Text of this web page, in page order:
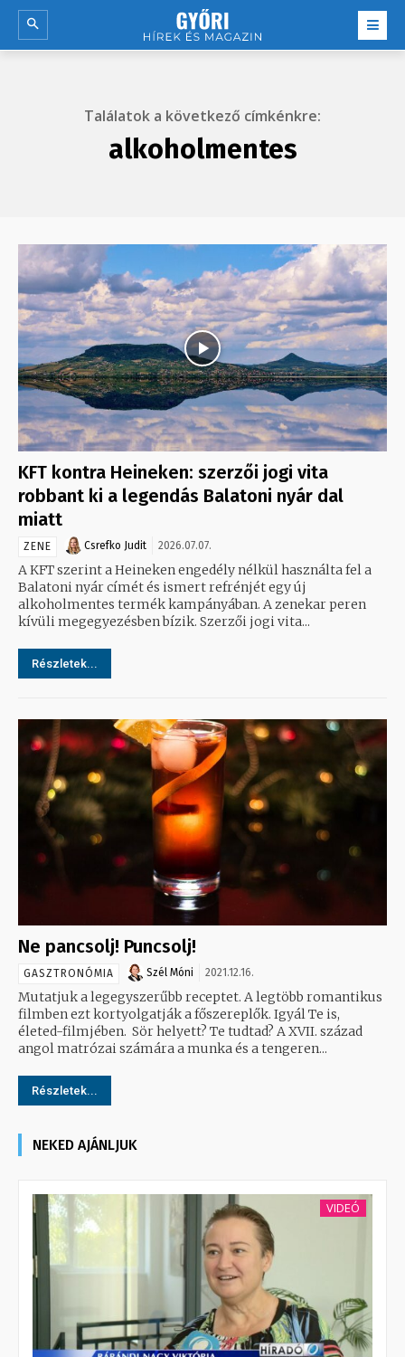
Találatok a következő címkénkre:
alkoholmentes
KFT kontra Heineken: szerzői jogi vita
robbant ki a legendás Balatoni nyár dal
miatt
ZENE Csrefko Judit 2026.07.07.
A KFT szerint a Heineken engedély nélkül használta fel a
Balatoni nyár címét és ismert refrénjét egy új
alkoholmentes termék kampányában. A zenekar peren
kívüli megegyezésben bízik. Szerzői jogi vita...
Részletek...
Ne pancsolj! Puncsolj!
GASZTRONÓMIA Szél Móni 2021.12.16.
Mutatjuk a legegyszerűbb receptet. A legtöbb romantikus
filmben ezt kortyolgatják a főszereplők. Igyál Te is,
életed-filmjében. Sör helyett? Te tudtad? A XVII. század
angol matrózai számára a munka és a tengeren...
Részletek...
NEKED AJÁNLJUK
VIDEÓ